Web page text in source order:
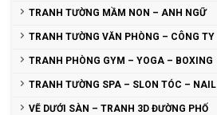
TRANH TƯỜNG MẦM NON – ANH NGỮ
TRANH TƯỜNG VĂN PHÒNG – CÔNG TY
TRANH PHÒNG GYM – YOGA – BOXING
TRANH TƯỜNG SPA – SLON TÓC – NAIL
VẼ DƯỚI SÀN – TRANH 3D ĐƯỜNG PHỐ